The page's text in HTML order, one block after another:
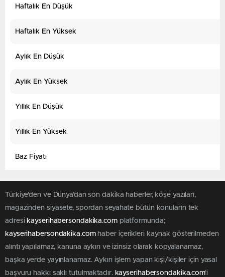
Haftalık En Düşük
Haftalık En Yüksek
Aylık En Düşük
Aylık En Yüksek
Yıllık En Düşük
Yıllık En Yüksek
Baz Fiyatı
Türkiye'den ve Dünya’dan son dakika haberler, köşe yazıları,
magazinden siyasete, spordan seyahate bütün konuların tek
adresi kayserihabersondakika.complatformunda;
kayserihabersondakika.comhaber içerikleri kaynak gösterilmeden
alıntı yapılamaz, kanuna aykırı ve izinsiz olarak kopyalanamaz,
başka yerde yayınlanamaz. Aykırı işlem yapan kişi/kişiler için yasal
başvuru hakkı saklı tutulmaktadır. kayserihabersondakika.com'i